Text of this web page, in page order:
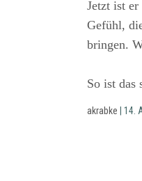
Jetzt ist
Gefühl,
bringen.
So ist das
akrabke | 14.